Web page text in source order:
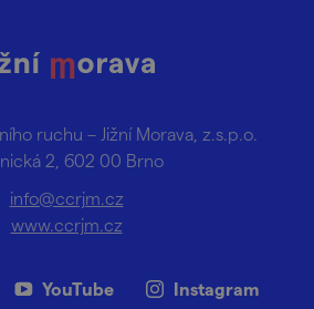
ruchu – Jižní Morava, z.s.p.o.
2, 602 00 Brno
info@ccrjm.cz
www.ccrjm.cz
YouTube Instagram